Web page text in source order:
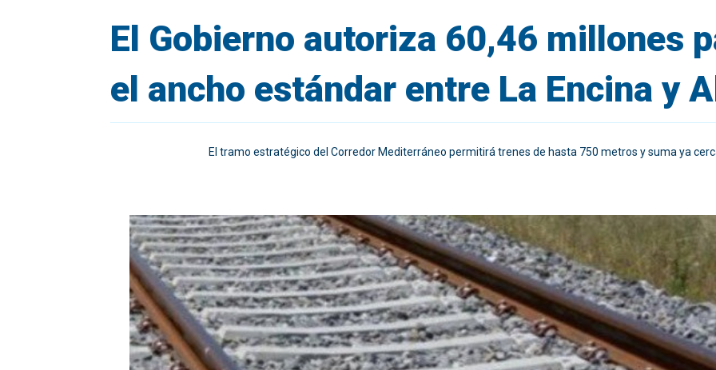
El Gobierno autoriza 60,46 millones
el ancho estándar entre La Encina y
El tramo estratégico del Corredor Mediterráneo permitirá trenes de hasta 750 metros y suma ya